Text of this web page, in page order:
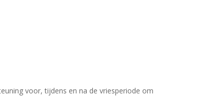
voor, tijdens en na de vriesperiode om